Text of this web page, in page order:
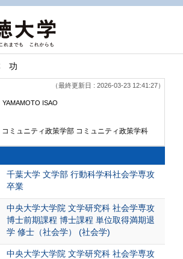
功
（最終更新日 : 2026-03-23 12:41:27）
YAMAMOTO ISAO
コミュニティ政策学部 コミュニティ政策学科
千葉大学 文学部 行動科学科社会学専攻
卒業
中央大学大学院 文学研究科 社会学専攻
博士前期課程 博士課程 単位取得満期退
学 修士（社会学） (社会学)
中央大学大学院 文学研究科 社会学専攻